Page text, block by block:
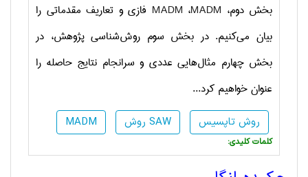
بخش دوم، MADM، MADM فازی و تعاریف مقدماتی را
بیان می‌کنیم. در بخش سوم روش‌شناسی پژوهش، در
بخش چهارم مثال‌هایی عددی و سرانجام نتایج حاصله را
عنوان خواهیم کرد...
MADM روش SAW روش تاپسیس
:کلمات کلیدی